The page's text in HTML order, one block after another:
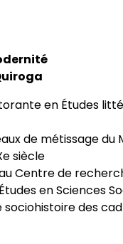
en Études
de métissage du
siècle
Centre de
en Sciences
des